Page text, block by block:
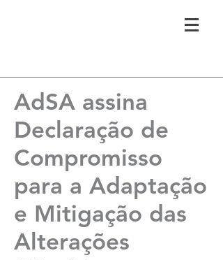
AdSA assina
Declaração de
Compromisso
para a Adaptação
e Mitigação das
Alterações